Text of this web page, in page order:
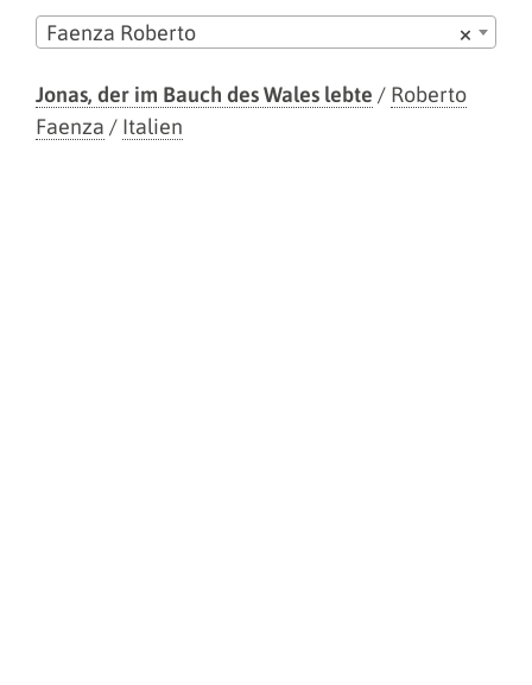
×
Faenza Roberto
Jonas, der im Bauch des Wales lebte / Roberto
Faenza / Italien